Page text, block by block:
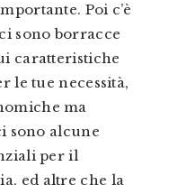
Poi c’è
sono borracce
caratteristiche
le tue necessità,
ma
sono alcune
per il
ed altre che la